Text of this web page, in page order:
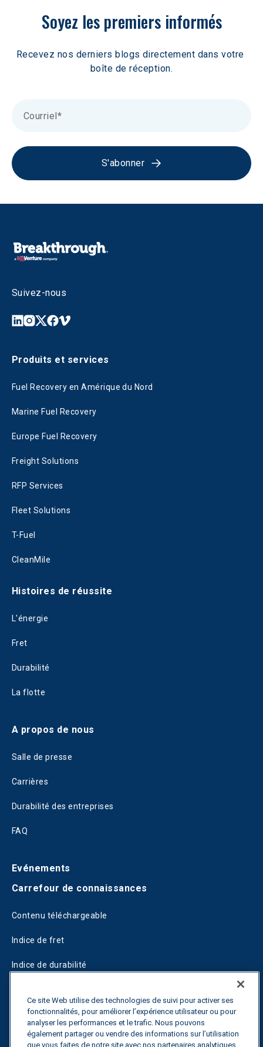
Soyez les premiers informés
Recevez nos derniers blogs directement dans votre
boîte de réception.
S'abonner
Suivez-nous
Produits et services
Fuel Recovery en Amérique du Nord
Marine Fuel Recovery
Europe Fuel Recovery
Freight Solutions
RFP Services
Fleet Solutions
T-Fuel
CleanMile
Histoires de réussite
L'énergie
Fret
Durabilité
La flotte
A propos de nous
Salle de presse
Carrières
Durabilité des entreprises
FAQ
Evénements
Carrefour de connaissances
Contenu téléchargeable
Indice de fret
Indice de durabilité
Guides
Fuel Savings Calculator
Ce site Web utilise des technologies de suivi pour activer ses
fonctionnalités, pour améliorer l’expérience utilisateur ou pour
analyser les performances et le trafic. Nous pouvons
également partager ou vendre des informations sur l’utilisation
que vous faites de notre site avec nos partenaires analytiques,